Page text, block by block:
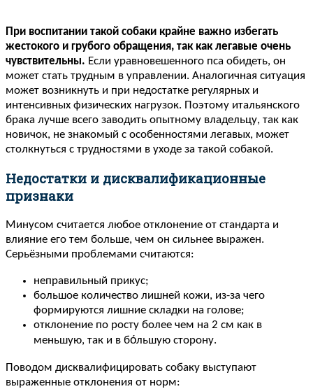
При воспитании такой собаки крайне важно избегать
жестокого и грубого обращения, так как легавые очень
чувствительны. Если уравновешенного пса обидеть, он
может стать трудным в управлении. Аналогичная ситуация
может возникнуть и при недостатке регулярных и
интенсивных физических нагрузок. Поэтому итальянского
брака лучше всего заводить опытному владельцу, так как
новичок, не знакомый с особенностями легавых, может
столкнуться с трудностями в уходе за такой собакой.
Недостатки и дисквалификационные
признаки
Минусом считается любое отклонение от стандарта и
влияние его тем больше, чем он сильнее выражен.
Серьёзными проблемами считаются:
неправильный прикус;
большое количество лишней кожи, из-за чего
формируются лишние складки на голове;
отклонение по росту более чем на 2 см как в
меньшую, так и в бо́льшую сторону.
Поводом дисквалифицировать собаку выступают
выраженные отклонения от норм: